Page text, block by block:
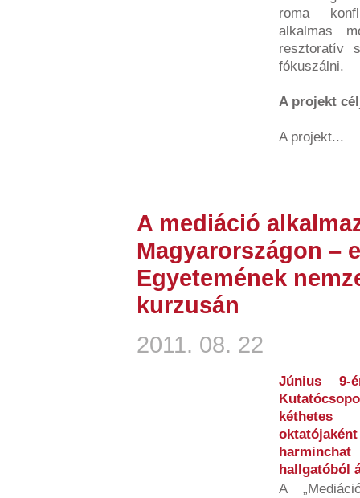
roma
alkalmas
resztoratív
fókuszálni.
A projekt
A projekt...
A mediáció
Magyarországon –
Egyetemének
kurzusán
2011. 08. 22
Június 9-
kéthetes
hallgatóból
A